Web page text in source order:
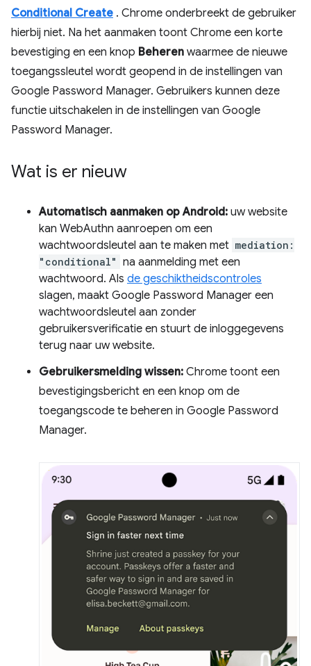
Conditional Create . Chrome onderbreekt de gebruiker
hierbij niet. Na het aanmaken toont Chrome een korte
bevestiging en een knop Beheren waarmee de nieuwe
toegangssleutel wordt geopend in de instellingen van
Google Password Manager. Gebruikers kunnen deze
functie uitschakelen in de instellingen van Google
Password Manager.
Wat is er nieuw
Automatisch aanmaken op Android: uw website
kan WebAuthn aanroepen om een ​​
wachtwoordsleutel aan te maken met mediation:
"conditional" na aanmelding met een
wachtwoord. Als de geschiktheidscontroles
slagen, maakt Google Password Manager een
wachtwoordsleutel aan zonder
gebruikersverificatie en stuurt de inloggegevens
terug naar uw website.
Gebruikersmelding wissen: Chrome toont een
bevestigingsbericht en een knop om de
toegangscode te beheren in Google Password
Manager.